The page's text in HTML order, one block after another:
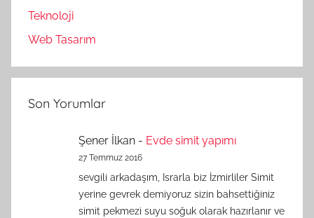
Teknoloji
Web Tasarım
Son Yorumlar
Şener İlkan - Evde simit yapımı
27 Temmuz 2016
sevgili arkadaşım, Israrla biz İzmirliler Simit
yerine gevrek demiyoruz sizin bahsettiğiniz
simit pekmezi suyu soğuk olarak hazırlanır ve